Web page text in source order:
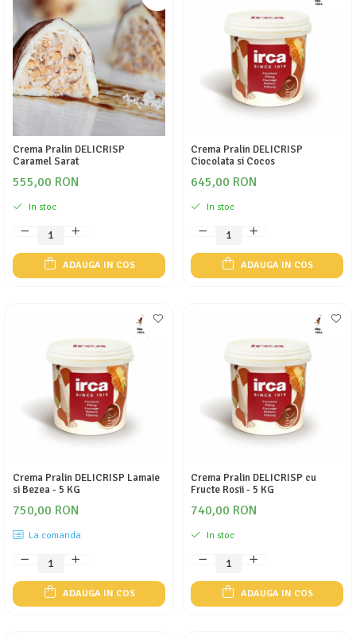
Crema Pralin DELICRISP
Caramel Sarat
555,00 RON
In stoc
ADAUGA IN COS
Crema Pralin DELICRISP
Ciocolata si Cocos
645,00 RON
In stoc
ADAUGA IN COS
Crema Pralin DELICRISP Lamaie
si Bezea - 5 KG
750,00 RON
La comanda
ADAUGA IN COS
Crema Pralin DELICRISP cu
Fructe Rosii - 5 KG
740,00 RON
In stoc
ADAUGA IN COS